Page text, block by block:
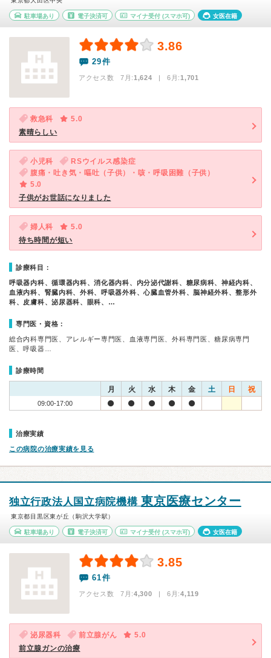
駐車場あり 電子決済可 マイナ受付 (スマホ可) 女医在籍
3.86
29件
アクセス数 7月:1,624 | 6月:1,701
救急科
5.0
素晴らしい
小児科
RSウイルス感染症
腹痛・吐き気・嘔吐（子供）・咳・呼吸困難（子供）
5.0
子供がお世話になりました
婦人科
5.0
待ち時間が短い
診療科目：
呼吸器内科、循環器内科、消化器内科、内分泌代謝科、糖尿病科、神経内科、
血液内科、腎臓内科、外科、呼吸器外科、心臓血管外科、脳神経外科、整形外
科、皮膚科、泌尿器科、眼科、…
専門医・資格：
総合内科専門医、アレルギー専門医、血液専門医、外科専門医、糖尿病専門
医、呼吸器…
診療時間
月 火 水 木 金 土 日 祝
09:00-17:00
治療実績
この病院の治療実績を見る
独立行政法人国立病院機構東京医療センター
東京都目黒区東が丘（駒沢大学駅）
駐車場あり 電子決済可 マイナ受付 (スマホ可) 女医在籍
3.85
61件
アクセス数 7月:4,300 | 6月:4,119
泌尿器科 前立腺がん
5.0
前立腺ガンの治療